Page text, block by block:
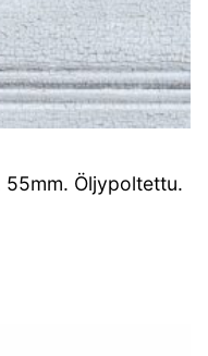
55mm. Öljypoltettu.